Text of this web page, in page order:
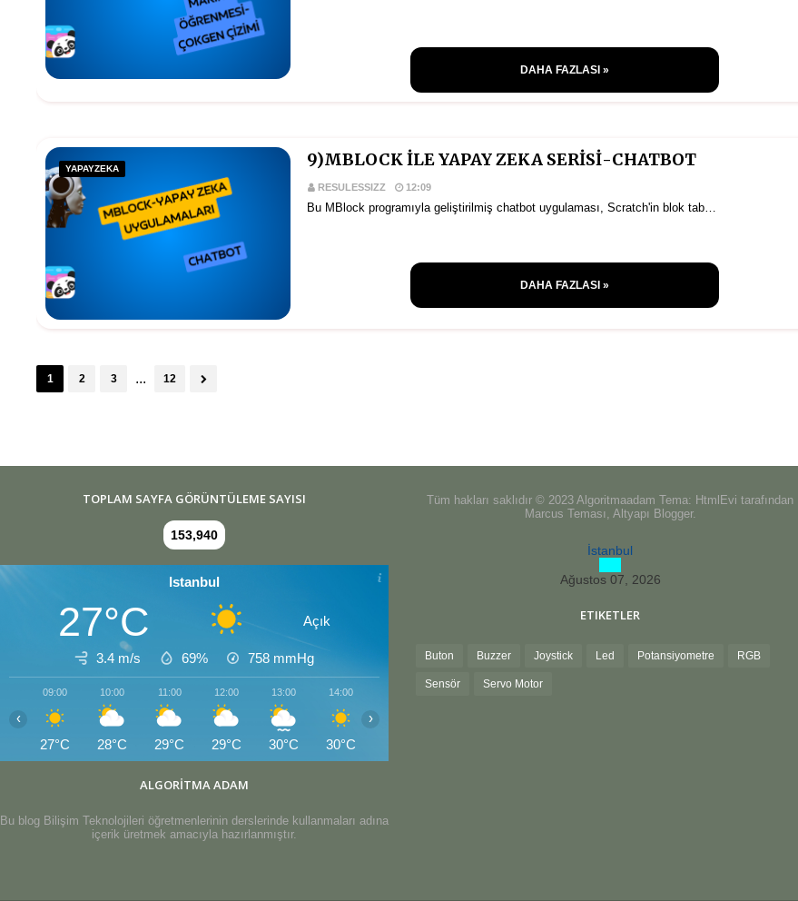
DAHA FAZLASI »
YAPAYZEKA 9)MBLOCK İLE YAPAY ZEKA SERİSİ-CHATBOT
RESULESSIZZ 12:09
Bu MBlock programıyla geliştirilmiş chatbot uygulaması, Scratch'in blok tab…
DAHA FAZLASI »
1 2 3 ... 12
TOPLAM SAYFA GÖRÜNTÜLEME SAYISI
153,940
Istanbul
27°C Açık
3.4 m/s 69% 758 mmHg
09:00
27°C
10:00
28°C
11:00
29°C
12:00
29°C
13:00
30°C
14:00
30°C
‹ ›
ALGORİTMA ADAM
Bu blog Bilişim Teknolojileri öğretmenlerinin derslerinde kullanmaları adına
içerik üretmek amacıyla hazırlanmıştır.
Tüm hakları saklıdır © 2023 Algoritmaadam Tema: HtmlEvi tarafından
Marcus Teması, Altyapı Blogger.
İstanbul
Ağustos 07, 2026
ETIKETLER
Buton Buzzer Joystick Led Potansiyometre RGB
Sensör Servo Motor